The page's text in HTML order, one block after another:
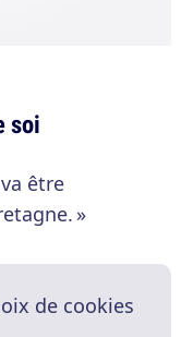
soi
être
»
de cookies